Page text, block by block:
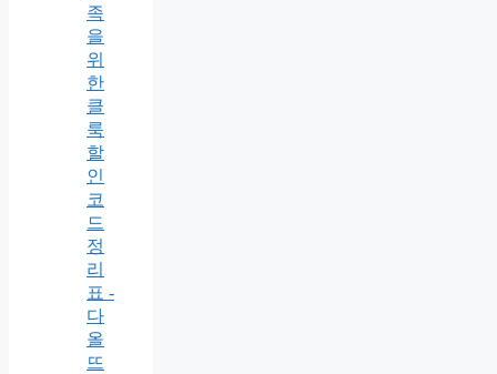
족
을
위
한
클
룩
할
인
코
드
정
리
표 -
다
올
뜨